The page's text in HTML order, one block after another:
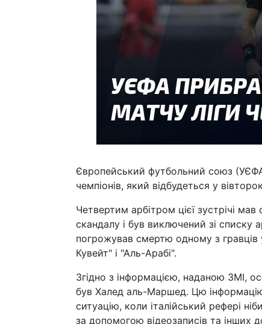
Європейський футбольний союз
чемпіонів, який відбудеться у
Четвертим арбітром цієї зустрічі
скандалу і був виключений зі списку
погрожував смертю одному з
Кувейт" і "Аль-Арабі".
Згідно з інформацією, наданою ЗМІ,
був Халед аль-Маршед. Цю
ситуацію, коли італійський рефері
за допомогою відеозаписів та інших